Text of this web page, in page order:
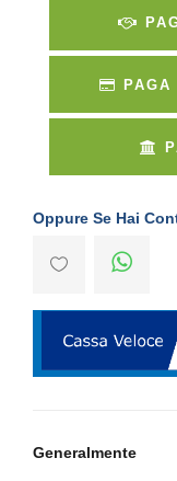
Oppure Se Hai
Generalmente